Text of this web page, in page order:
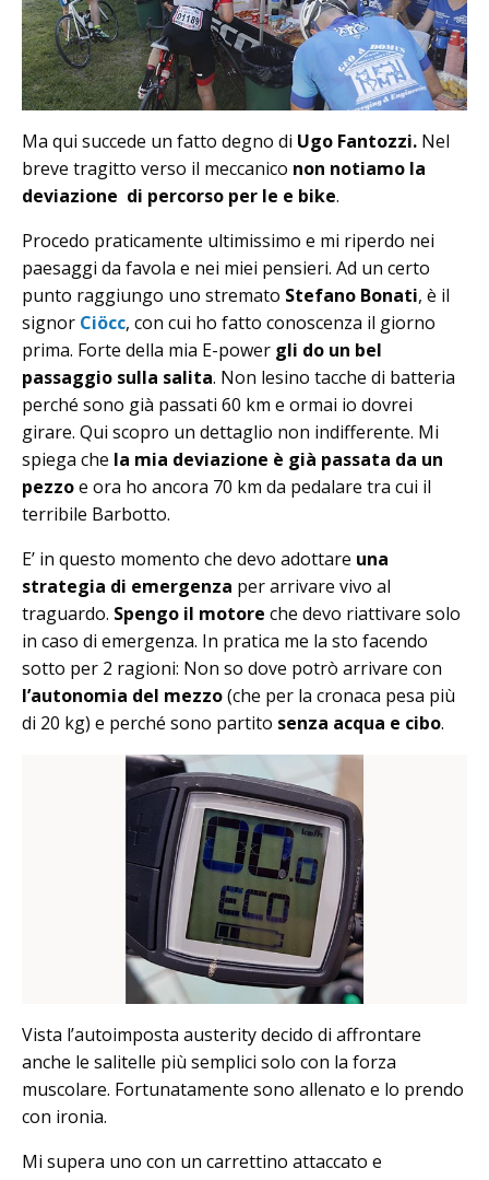
Ma qui succede un fatto degno di Ugo Fantozzi. Nel
breve tragitto verso il meccanico non notiamo la
deviazione di percorso per le e bike.
Procedo praticamente ultimissimo e mi riperdo nei
paesaggi da favola e nei miei pensieri. Ad un certo
punto raggiungo uno stremato Stefano Bonati, è il
signor Ciöcc, con cui ho fatto conoscenza il giorno
prima. Forte della mia E-power gli do un bel
passaggio sulla salita. Non lesino tacche di batteria
perché sono già passati 60 km e ormai io dovrei
girare. Qui scopro un dettaglio non indifferente. Mi
spiega che la mia deviazione è già passata da un
pezzoe ora ho ancora 70 km da pedalare tra cui il
terribile Barbotto.
E’ in questo momento che devo adottare una
strategia di emergenza per arrivare vivo al
traguardo. Spengo il motore che devo riattivare solo
in caso di emergenza. In pratica me la sto facendo
sotto per 2 ragioni: Non so dove potrò arrivare con
l’autonomia del mezzo(che per la cronaca pesa più
di 20 kg) e perché sono partito senza acqua e cibo.
Vista l’autoimposta austerity decido di affrontare
anche le salitelle più semplici solo con la forza
muscolare. Fortunatamente sono allenato e lo prendo
con ironia.
Mi supera uno con un carrettino attaccato e